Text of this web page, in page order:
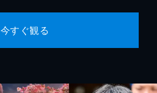
今すぐ観る